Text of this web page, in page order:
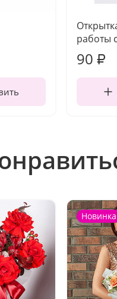
работы
90 ₽
Новинка